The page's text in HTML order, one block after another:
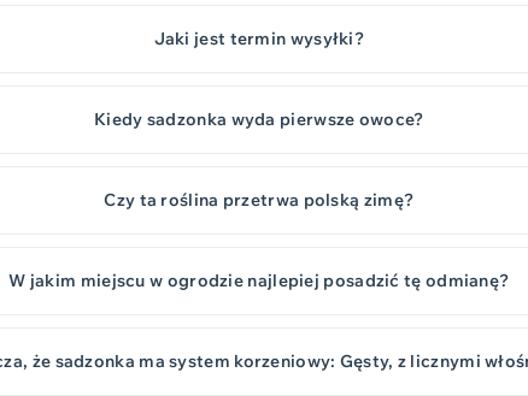
Jaki jest termin wysyłki?
Kiedy sadzonka wyda pierwsze owoce?
Czy ta roślina przetrwa polską zimę?
W jakim miejscu w ogrodzie najlepiej posadzić tę odmianę?
że sadzonka ma system korzeniowy: Gęsty, z licznymi